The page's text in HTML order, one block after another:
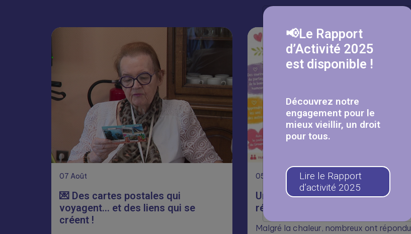
07 Août
💌 Des cartes postales qui
voyagent… et des liens qui se
créent !
05
Une journée Portes Ouvertes
réussie aux Fermettes 🥳
Malgré la chaleur, nombreux ont répondu
📢Le Rapport
d’Activité 2025
est disponible !
Découvrez notre
engagement pour le
mieux vieillir, un droit
pour tous.
Lire le Rapport
d’activité 2025